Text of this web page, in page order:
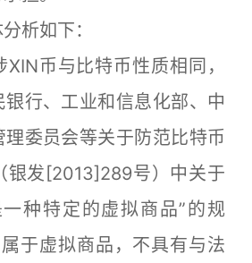
如下：
币与比特币性质相同，
行、工业和信息化部、中
理委员会等关于防范比特币
银发[2013]289号）中关于
种特定的虚拟商品”的规
于虚拟商品，不具有与法